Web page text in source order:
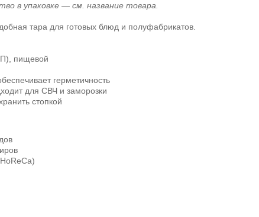
в упаковке — см. название товара.
тара для готовых блюд и полуфабрикатов.
пищевой
герметичность
для СВЧ и заморозки
стопкой